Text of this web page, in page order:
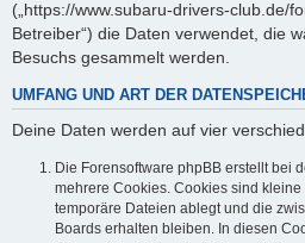
(„https://www.subaru-drivers-club.de/
Betreiber“) die Daten verwendet, die
Besuchs gesammelt werden.
UMFANG UND ART DER
Deine Daten werden auf vier
Die Forensoftware phpBB erstellt bei
mehrere Cookies. Cookies sind
temporäre Dateien ablegt und die
Boards erhalten bleiben. In diesen